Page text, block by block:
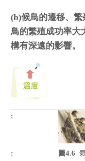
(b)候鳥的遷移、
鳥的繁殖成功率大
構有深遠的影響。
圖4.6